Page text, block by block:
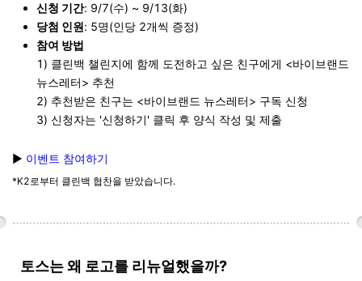
신청 기간: 9/7(수) ~ 9/13(화)
당첨 인원: 5명(인당 2개씩 증정)
참여 방법
1) 클린백 챌린지에 함께 도전하고 싶은 친구에게 <바이브랜드
뉴스레터> 추천
2) 추천받은 친구는 <바이브랜드 뉴스레터> 구독 신청
3) 신청자는 '신청하기' 클릭 후 양식 작성 및 제출
▶ 이벤트 참여하기
*K2로부터 클린백 협찬을 받았습니다.
토스는 왜 로고를 리뉴얼했을까?